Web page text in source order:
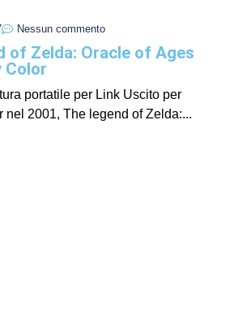
Nessun commento
of Zelda: Oracle of Ages
Color
portatile per Link Uscito per
nel 2001, The legend of Zelda:...